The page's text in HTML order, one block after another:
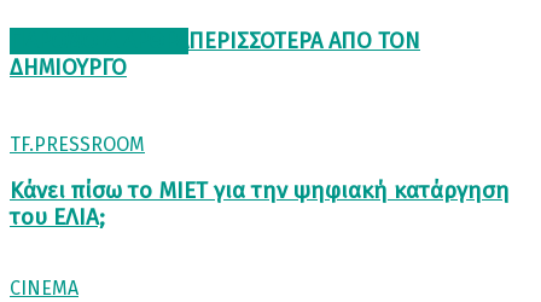
ΠΕΡΙΣΣΟΤΕΡΑ ΑΠΟ ΤΟΝ
ΔΗΜΙΟΥΡΓΟ
TF.PRESSROOM
Κάνει πίσω το ΜΙΕΤ για την ψηφιακή κατάργηση
του ΕΛΙΑ;
CINEMA